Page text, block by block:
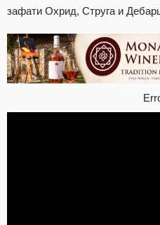
зафати Охрид, Струга и